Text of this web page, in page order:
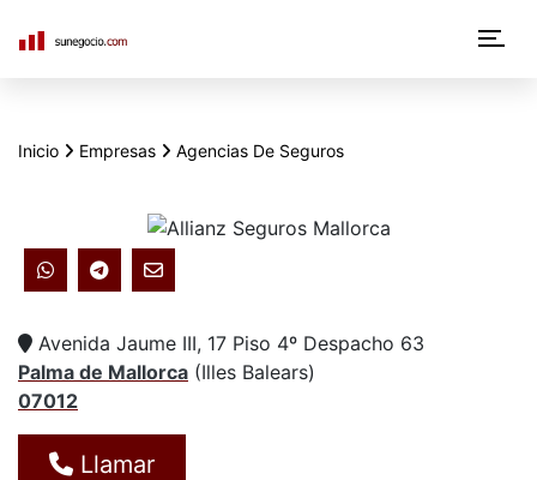
N
v
g
a
c
i
ó
Inicio Empresas Agencias De Seguros
Avenida Jaume III, 17 Piso 4º Despacho 63
Palma de Mallorca (Illes Balears)
07012
Llamar